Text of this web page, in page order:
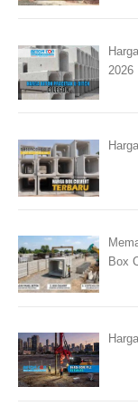
2026
Box